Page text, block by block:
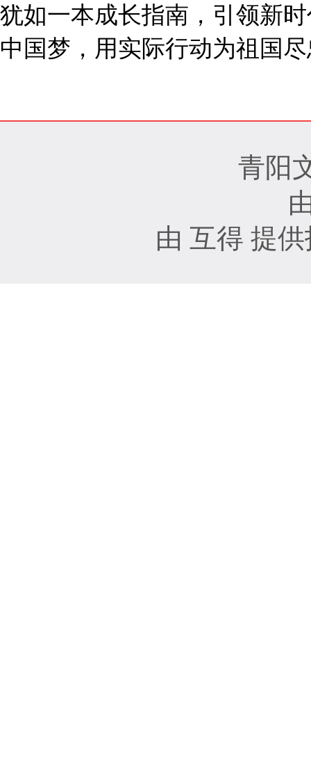
犹如一本成长指南，引领新
中国梦，用实际行动为祖国
青阳
由 互得 提